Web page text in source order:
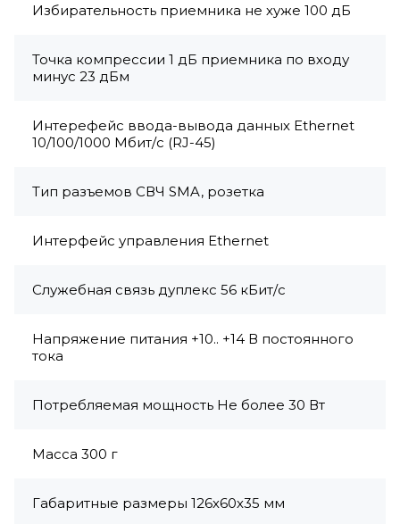
Избирательность приемника не хуже 100 дБ
Точка компрессии 1 дБ приемника по входу
минус 23 дБм
Интерефейс ввода-вывода данных Ethernet
10/100/1000 Мбит/с (RJ-45)
Тип разъемов СВЧ SMA, розетка
Интерфейс управления Ethernet
Служебная связь дуплекс 56 кБит/с
Напряжение питания +10.. +14 В постоянного
тока
Потребляемая мощность Не более 30 Вт
Масса 300 г
Габаритные размеры 126х60х35 мм